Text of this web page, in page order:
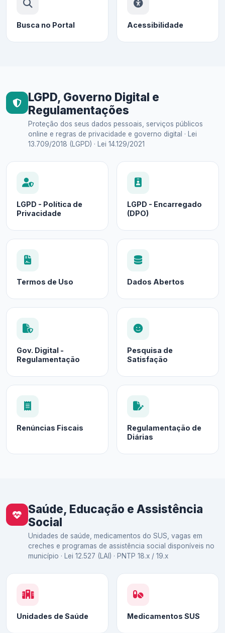
Busca no Portal Acessibilidade
LGPD, Governo Digital e
Regulamentações
Proteção dos seus dados pessoais, serviços públicos
online e regras de privacidade e governo digital · Lei
13.709/2018 (LGPD) · Lei 14.129/2021
LGPD - Política de
Privacidade
LGPD - Encarregado
(DPO)
Termos de Uso Dados Abertos
Gov. Digital -
Regulamentação
Pesquisa de
Satisfação
Renúncias Fiscais
Regulamentação de
Diárias
Saúde, Educação e Assistência
Social
Unidades de saúde, medicamentos do SUS, vagas em
creches e programas de assistência social disponíveis no
município · Lei 12.527 (LAI) · PNTP 18.x / 19.x
Unidades de Saúde Medicamentos SUS